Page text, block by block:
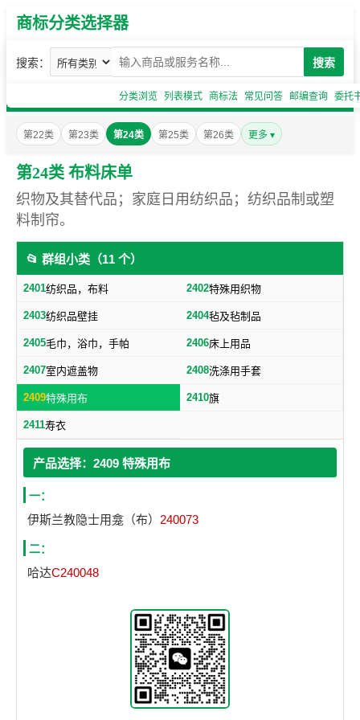
商标分类选择器
搜索： 搜索
分类浏览 列表模式 商标法 常见问答 邮编查询 委托
第22类 第23类 第24类 第25类 第26类 更多 ▾
第24类 布料床单
织物及其替代品；家庭日用纺织品；纺织品制或塑
料制帘。
📂 群组小类（11 个）
2401纺织品，布料 2402特殊用织物
2403纺织品壁挂 2404毡及毡制品
2405毛巾，浴巾，手帕 2406床上用品
2407室内遮盖物 2408洗涤用手套
2409特殊用布 2410旗
2411寿衣
产品选择：2409 特殊用布
一：
伊斯兰教隐士用龛（布） 240073
二：
哈达C240048